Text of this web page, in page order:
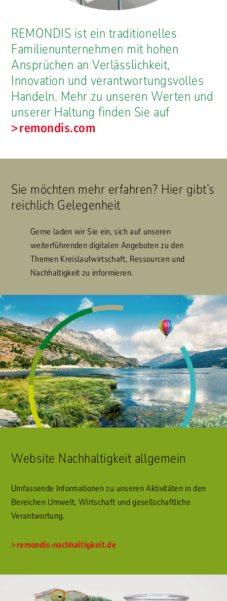
REMONDIS ist ein traditionelles
Familienunternehmen mit hohen
Ansprüchen an Verlässlichkeit,
Innovation und verantwortungsvolles
Handeln. Mehr zu unseren Werten und
unserer Haltung finden Sie auf
remondis.com
Sie möchten mehr erfahren? Hier gibt’s
reichlich Gelegenheit
Gerne laden wir Sie ein, sich auf unseren
weiterführenden digitalen Angeboten zu den
Themen Kreislaufwirtschaft, Ressourcen und
Nachhaltigkeit zu informieren.
Website Nachhaltigkeit allgemein
Umfassende Informationen zu unseren Aktivitäten in den
Bereichen Umwelt, Wirtschaft und gesellschaftliche
Verantwortung.
remondis-nachhaltigkeit.de